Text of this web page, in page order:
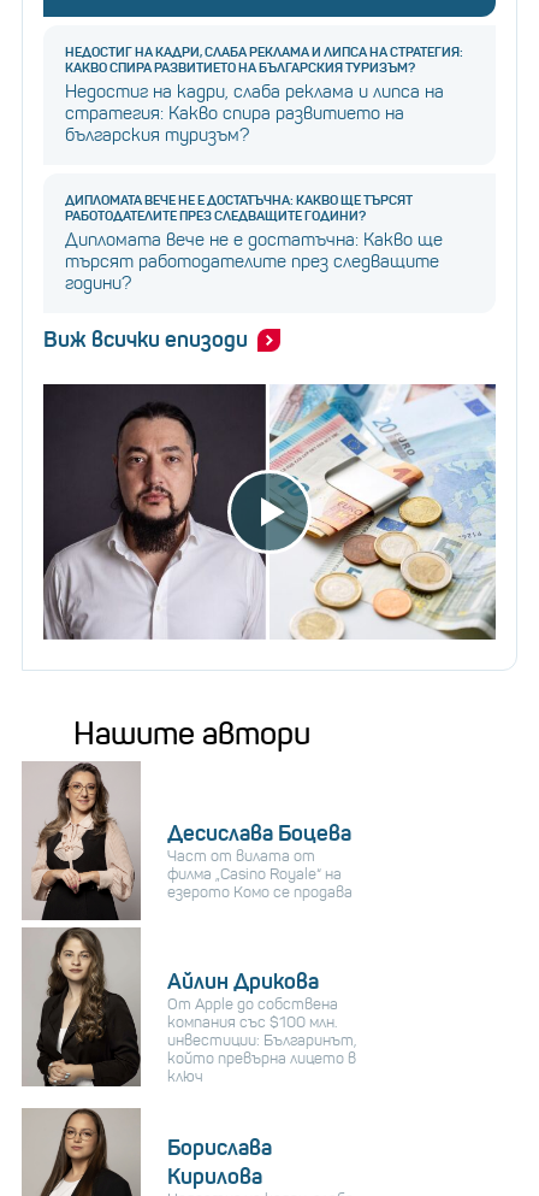
НЕДОСТИГ НА КАДРИ, СЛАБА РЕКЛАМА И ЛИПСА НА СТРАТЕГИЯ:
КАКВО СПИРА РАЗВИТИЕТО НА БЪЛГАРСКИЯ ТУРИЗЪМ?
Недостиг на кадри, слаба реклама и липса на
стратегия: Какво спира развитието на
българския туризъм?
ДИПЛОМАТА ВЕЧЕ НЕ Е ДОСТАТЪЧНА: КАКВО ЩЕ ТЪРСЯТ
РАБОТОДАТЕЛИТЕ ПРЕЗ СЛЕДВАЩИТЕ ГОДИНИ?
Дипломата вече не е достатъчна: Какво ще
търсят работодателите през следващите
години?
Виж всички епизоди
Нашите автори
Десислава Боцева
Част от вилата от
филма „Casino Royale“ на
езерото Комо се продава
Айлин Дрикова
От Apple до собствена
компания със $100 млн.
инвестиции: Българинът,
който превърна лицето в
ключ
Борислава
Кирилова